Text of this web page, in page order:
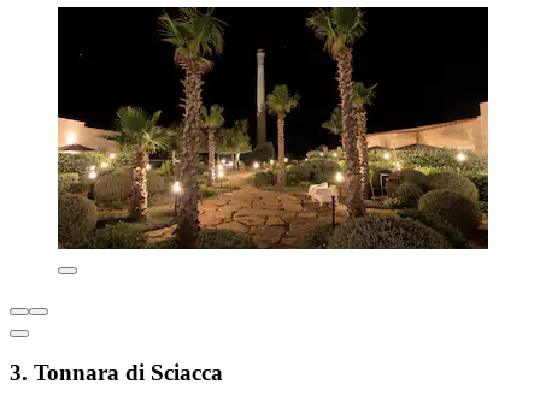
3. Tonnara di Sciacca